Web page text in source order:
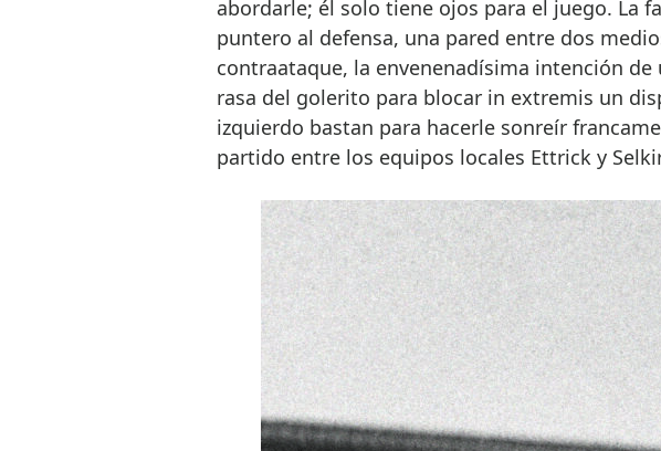
abordarle; él solo tiene ojos para el juego. La
puntero al defensa, una pared entre dos
contraataque, la envenenadísima intención de
rasa del golerito para blocar in extremis un
izquierdo bastan para hacerle sonreír
partido entre los equipos locales Ettrick y